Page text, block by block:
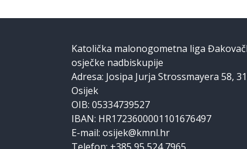
Katolička malonogometna liga
osječke nadbiskupije
Adresa: Josipa Jurja Strossmayera 58,
Osijek
OIB: 05334739527
IBAN: HR1723600001101676497
E-mail: osijek@kmnl.hr